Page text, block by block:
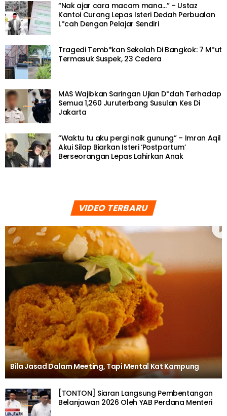
“Nak ajar cara macam mana…” – Ustaz
Kantoi Curang Lepas Isteri Dedah Perbualan
L*cah Dengan Pelajar Sendiri
Tragedi Temb*kan Sekolah Di Bangkok: 7 M*ut
Termasuk Suspek, 23 Cedera
MAS Wajibkan Saringan Ujian D*dah Terhadap
Semua 1,260 Juruterbang Susulan Kes Di
Jakarta
“Waktu tu aku pergi naik gunung” – Imran Aqil
Akui Silap Biarkan Isteri ‘Postpartum’
Berseorangan Lepas Lahirkan Anak
VIDEO TERBARU
Bila Jasad Dalam Meeting, Tapi Mental Kat Kampung
[TONTON] Siaran Langsung Pembentangan
Belanjawan 2026 Oleh YAB Perdana Menteri